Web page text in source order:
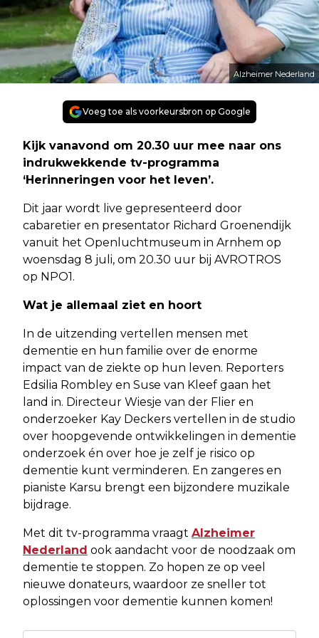
Alzheimer Nederland
Voeg toe als voorkeursbron op Google
Kijk vanavond om 20.30 uur mee naar ons
indrukwekkende tv-programma
‘Herinneringen voor het leven’.
Dit jaar wordt live gepresenteerd door
cabaretier en presentator Richard Groenendijk
vanuit het Openluchtmuseum in Arnhem op
woensdag 8 juli, om 20.30 uur bij AVROTROS
op NPO1.
Wat je allemaal ziet en hoort
In de uitzending vertellen mensen met
dementie en hun familie over de enorme
impact van de ziekte op hun leven. Reporters
Edsilia Rombley en Suse van Kleef gaan het
land in. Directeur Wiesje van der Flier en
onderzoeker Kay Deckers vertellen in de studio
over hoopgevende ontwikkelingen in dementie
onderzoek én over hoe je zelf je risico op
dementie kunt verminderen. En zangeres en
pianiste Karsu brengt een bijzondere muzikale
bijdrage.
Met dit tv-programma vraagt Alzheimer
Nederland ook aandacht voor de noodzaak om
dementie te stoppen. Zo hopen ze op veel
nieuwe donateurs, waardoor ze sneller tot
oplossingen voor dementie kunnen komen!